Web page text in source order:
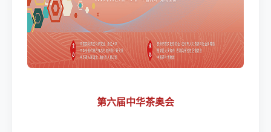
第六届中华茶奥会